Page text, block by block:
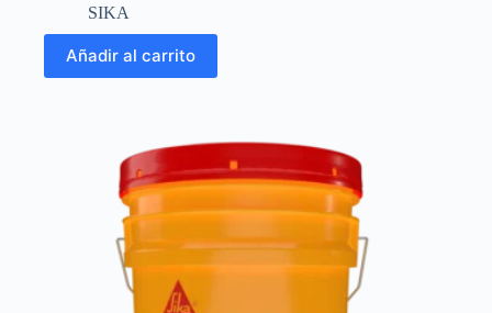
SIKA
Añadir al carrito